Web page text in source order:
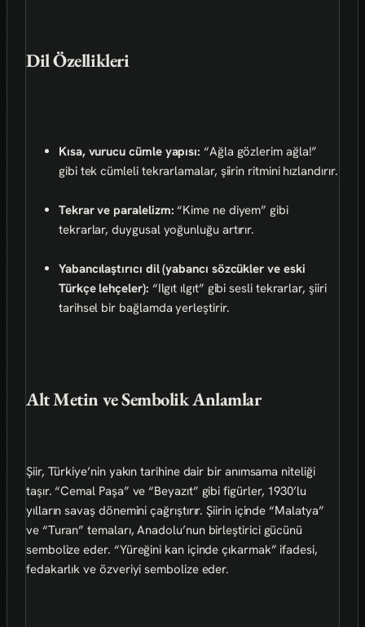
Dil Özellikleri
Kısa, vurucu cümle yapısı: “Ağla gözlerim ağla!”
gibi tek cümleli tekrarlamalar, şiirin ritmini hızlandırır.
Tekrar ve paralelizm: “Kime ne diyem” gibi
tekrarlar, duygusal yoğunluğu artırır.
Yabancılaştırıcı dil (yabancı sözcükler ve eski
Türkçe lehçeler): “Ilgıt ılgıt” gibi sesli tekrarlar, şiiri
tarihsel bir bağlamda yerleştirir.
Alt Metin ve Sembolik Anlamlar
Şiir, Türkiye’nin yakın tarihine dair bir anımsama niteliği
taşır. “Cemal Paşa” ve “Beyazıt” gibi figürler, 1930’lu
yılların savaş dönemini çağrıştırır. Şiirin içinde “Malatya”
ve “Turan” temaları, Anadolu’nun birleştirici gücünü
sembolize eder. “Yüreğini kan içinde çıkarmak” ifadesi,
fedakarlık ve özveriyi sembolize eder.